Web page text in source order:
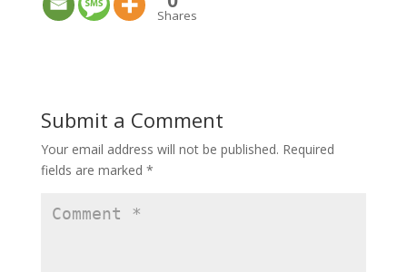
Shares
Submit a Comment
Your email address will not be published. Required
fields are marked *